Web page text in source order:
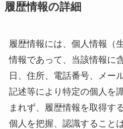
履歴情報の詳細
履歴情報には、個人情報（
情報であって、当該情報に
日、住所、電話番号、メー
記述等により特定の個人を
まれず、履歴情報を取得す
個人を把握、認識すること